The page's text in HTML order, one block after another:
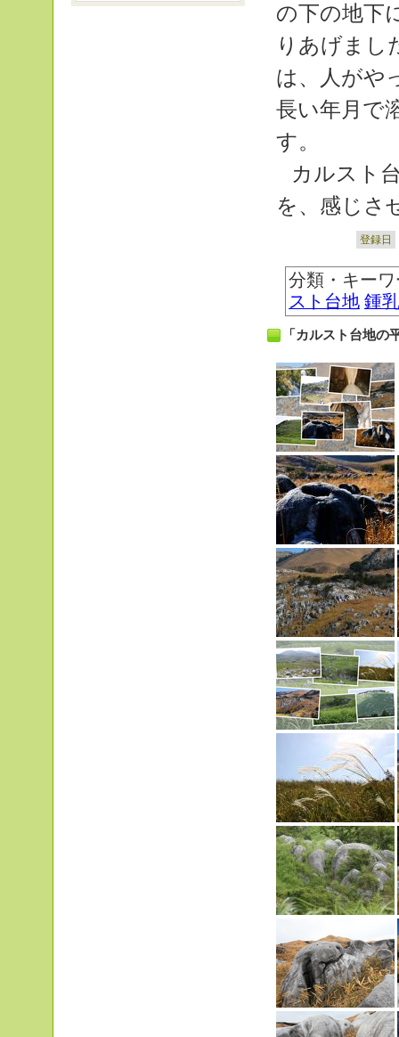
の下の地下
りあげまし
は、人がや
長い年月で
す。
カルスト
を、感じさ
登録日
分類・キー
スト台地 鍾
「カルスト台地の